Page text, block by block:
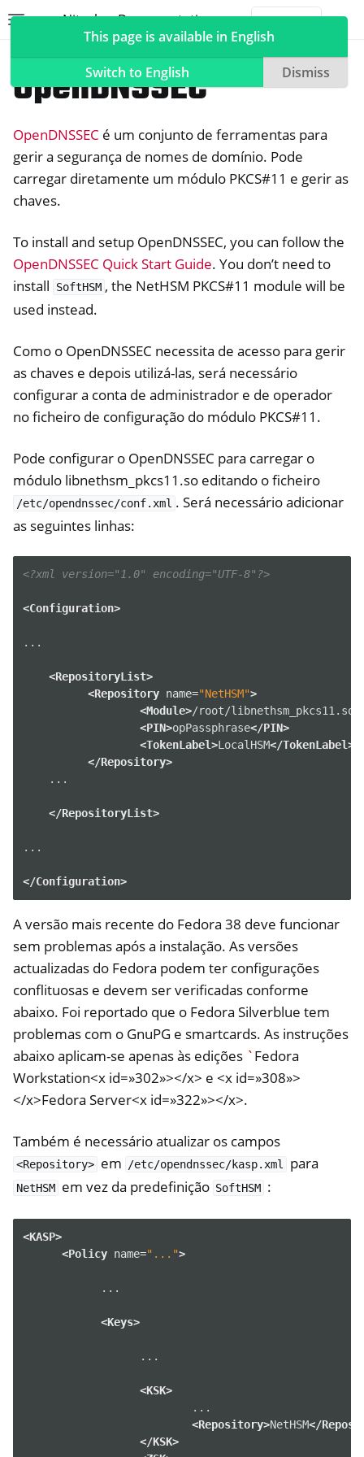
Nitrokey Documentation
navigation of Nitrokeys
navigation of NitroPad, NitroPC
navigation of NitroPhone, NitroTablet
navigation of NetHSM
navigation of Compatible Software
navigation of NitroWall NW750
navigation of Software
OpenDNSSEC
OpenDNSSEC é um conjunto de ferramentas para
gerir a segurança de nomes de domínio. Pode
carregar diretamente um módulo PKCS#11 e gerir as
chaves.
To install and setup OpenDNSSEC, you can follow the
OpenDNSSEC Quick Start Guide. You don’t need to
install
SoftHSM , the NetHSM PKCS#11 module will be
used instead.
Como o OpenDNSSEC necessita de acesso para gerir
as chaves e depois utilizá-las, será necessário
configurar a conta de administrador e de operador
no ficheiro de configuração do módulo PKCS#11.
Pode configurar o OpenDNSSEC para carregar o
módulo libnethsm_pkcs11.so editando o ficheiro
/etc/opendnssec/conf.xml . Será necessário adicionar
as seguintes linhas:
<?xml version="1.0" encoding="UTF-8"?>
<Configuration>
...
<RepositoryList>
<Repository name="NetHSM">
<Module>/root/libnethsm_pkcs11.so
<PIN>opPassphrase</PIN>
<TokenLabel>LocalHSM</TokenLabel>
</Repository>
...
</RepositoryList>
...
</Configuration>
A versão mais recente do Fedora 38 deve funcionar
sem problemas após a instalação. As versões
actualizadas do Fedora podem ter configurações
conflituosas e devem ser verificadas conforme
abaixo. Foi reportado que o Fedora Silverblue tem
problemas com o GnuPG e smartcards. As instruções
abaixo aplicam-se apenas às edições `Fedora
Workstation<x id=»302»></x> e <x id=»308»>
</x>Fedora Server<x id=»322»></x>.
Também é necessário atualizar os campos
<Repository> em /etc/opendnssec/kasp.xml para
NetHSM em vez da predefinição SoftHSM :
<KASP>
<Policy name="...">
...
<Keys>
...
<KSK>
<Repository>NetHSM</
</KSK>
This page is available in English
Switch to English
Dismiss